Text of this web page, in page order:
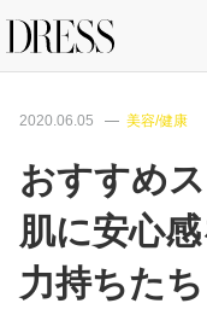
特集記事
DRESS部活
2020.06.05 美容/健康
おすすめ
肌に安心
力持ちたち